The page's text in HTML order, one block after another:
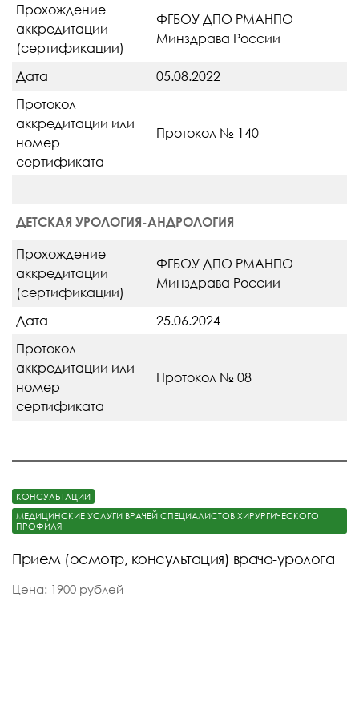
Прохождение
аккредитации
(сертификации)
ФГБОУ ДПО РМАНПО
Минздрава России
Дата
05.08.2022
Протокол
аккредитации или
номер
сертификата
Протокол № 140
ДЕТСКАЯ УРОЛОГИЯ-АНДРОЛОГИЯ
Прохождение
аккредитации
(сертификации)
ФГБОУ ДПО РМАНПО
Минздрава России
Дата
25.06.2024
Протокол
аккредитации или
номер
сертификата
Протокол № 08
КОНСУЛЬТАЦИИ
МЕДИЦИНСКИЕ УСЛУГИ ВРАЧЕЙ СПЕЦИАЛИСТОВ ХИРУРГИЧЕСКОГО
ПРОФИЛЯ
Прием (осмотр, консультация) врача-уролога
Цена: 1900 рублей